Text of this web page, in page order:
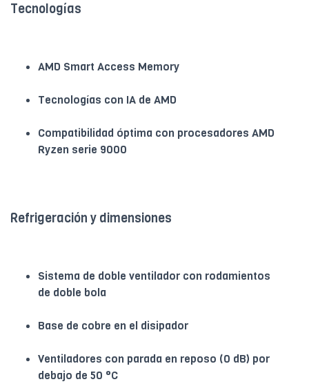
Tecnologías
AMD Smart Access Memory
Tecnologías con IA de AMD
Compatibilidad óptima con procesadores AMD
Ryzen serie 9000
Refrigeración y dimensiones
Sistema de doble ventilador con rodamientos
de doble bola
Base de cobre en el disipador
Ventiladores con parada en reposo (0 dB) por
debajo de 50 °C